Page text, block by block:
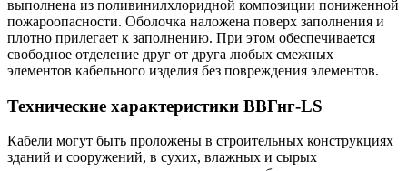
выполнена из поливинилхлоридной композиции пониженной
пожароопасности. Оболочка наложена поверх заполнения и
плотно прилегает к заполнению. При этом обеспечивается
свободное отделение друг от друга любых смежных
элементов кабельного изделия без повреждения элементов.
Технические характеристики ВВГнг-LS
Кабели могут быть проложены в строительных конструкциях
зданий и сооружений, в сухих, влажных и сырых